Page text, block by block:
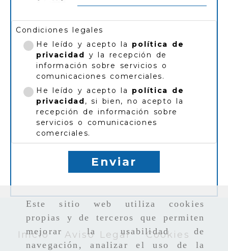
Este sitio web utiliza cookies
propias y de terceros que permiten
mejorar la usabilidad de
navegación, analizar el uso de la
Condiciones legales
He leído y acepto la política de
privacidad y la recepción de
información sobre servicios o
comunicaciones comerciales.
He leído y acepto la política de
privacidad, si bien, no acepto la
recepción de información sobre
servicios o comunicaciones
comerciales.
Enviar
Inicio Aviso Legal Cookies